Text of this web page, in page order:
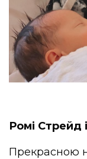
Ромі Стрейд
Прекрасною